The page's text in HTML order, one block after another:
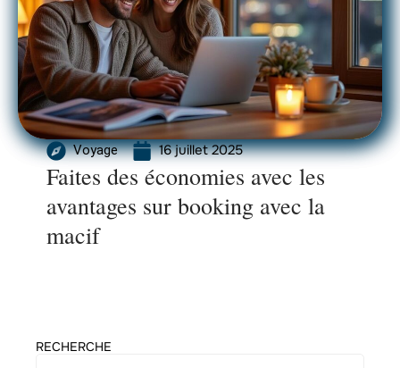
Voyage 16 juillet 2025
Faites des économies avec les
avantages sur booking avec la
macif
RECHERCHE